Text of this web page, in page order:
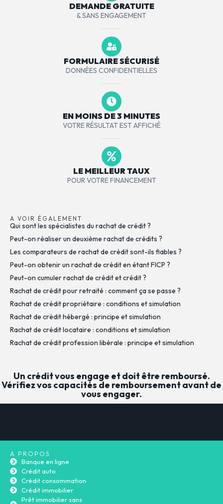
DEMANDE GRATUITE
& SANS ENGAGEMENT
FORMULAIRE SÉCURISÉ
DONNÉES CONFIDENTIELLES
EN MOINS DE 3 MINUTES
VOTRE RÉSULTAT EST AFFICHÉ
LE MEILLEUR TAUX
POUR VOTRE FINANCEMENT
A VOIR ÉGALEMENT
Qui sont les spécialistes du rachat de crédit ?
Peut-on réaliser un deuxième rachat de crédits ?
Les comparateurs de rachat de crédit sont-ils fiables ?
Peut-on obtenir un rachat de crédit en étant FICP ?
Peut-on cumuler rachat de crédit et crédit ?
Rachat de crédit pour retraité : comment ça se passe ?
Rachat de crédit propriétaire : conditions et simulation
Rachat de crédit hébergé : principe et simulation
Rachat de crédit locataire : conditions et simulation
Rachat de crédit profession libérale : principe et simulation
Un crédit vous engage et doit être remboursé.
Vérifiez vos capacités de remboursement avant de
vous engager.
A PROPOS
Banque en ligne
Crédit auto
Crédit consommation
Crédit immobilier
Prêt immobilier sans